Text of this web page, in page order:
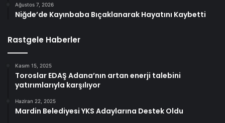
Ağustos 7, 2026
Niğde’de Kayınbaba Bıçaklanarak Hayatını Kaybetti
Rastgele Haberler
Kasım 15, 2025
Toroslar EDAŞ Adana’nın artan enerji talebini
yatırımlarıyla karşılıyor
Haziran 22, 2025
Mardin Belediyesi YKS Adaylarına Destek Oldu